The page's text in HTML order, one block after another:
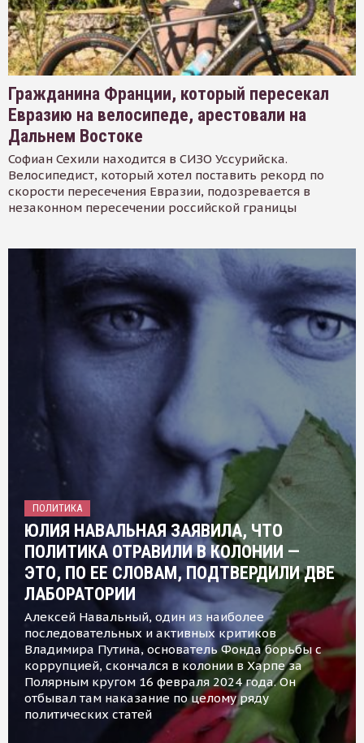
Гражданина Франции, который пересекал
Евразию на велосипеде, арестовали на
Дальнем Востоке
Софиан Сехили находится в СИЗО Уссурийска.
Велосипедист, который хотел поставить рекорд по
скорости пересечения Евразии, подозревается в
незаконном пересечении российской границы
ПОЛИТИКА
ЮЛИЯ НАВАЛЬНАЯ ЗАЯВИЛА, ЧТО
ПОЛИТИКА ОТРАВИЛИ В КОЛОНИИ —
ЭТО, ПО ЕЕ СЛОВАМ, ПОДТВЕРДИЛИ ДВЕ
ЛАБОРАТОРИИ
Алексей Навальный, один из наиболее
последовательных и активных критиков
Владимира Путина, основатель Фонда борьбы с
коррупцией, скончался в колонии в Харпе за
Полярным кругом 16 февраля 2024 года. Он
отбывал там наказание по целому ряду
политических статей